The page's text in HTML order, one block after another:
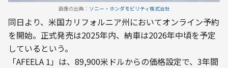
画像の出典： ソニー・ホンダモビリティ株式会社
同日より、米国カリフォルニア州においてオンライン予約
を開始。正式発売は2025年内、納車は2026年中頃を予定
しているという。
「AFEELA 1」は、89,900米ドルからの価格設定で、3年間